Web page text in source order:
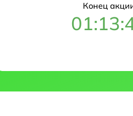
Конец